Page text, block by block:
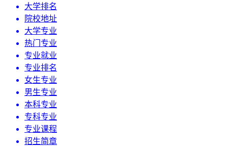
大学排名
院校地址
大学专业
热门专业
专业就业
专业排名
女生专业
男生专业
本科专业
专科专业
专业课程
招生简章